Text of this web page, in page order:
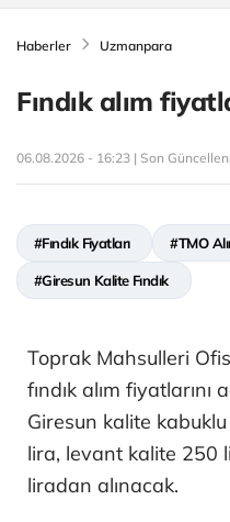
Haberler Uzmanpara
Fındık alım
06.08.2026 - 16:23 | Son
#Fındık Fiyatları #TMO
#Giresun Kalite Fındık
Toprak Mahsulleri
fındık alım fiyatlarını
Giresun kalite kabuklu
lira, levant kalite 250
liradan alınacak.